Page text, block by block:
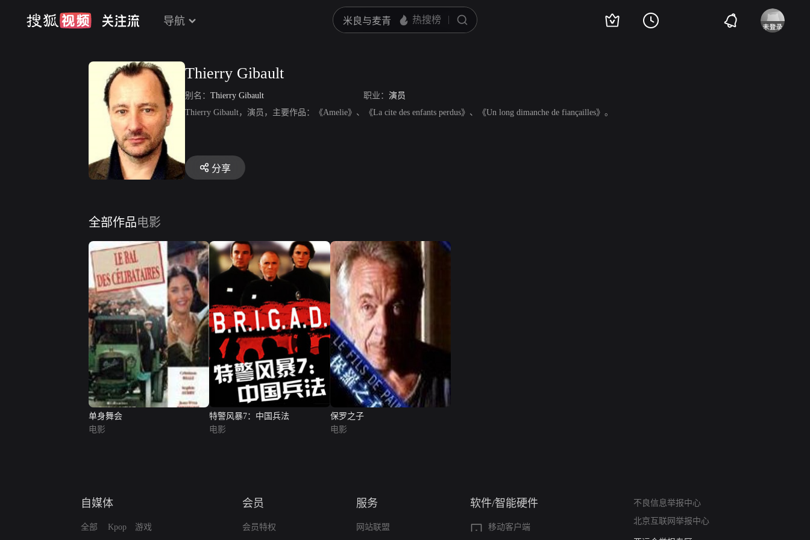
导航
Thierry Gibault
别名： Thierry Gibault 职业： 演员
Thierry Gibault，演员，主要作品：《Amelie》、《La cite des enfants perdus》、《Un long dimanche de fiançailles》。
分享
全部作品电影
单身舞会
电影
特警风暴7：中国兵法
电影
保罗之子
电影
自媒体
全部 Kpop 游戏
会员
会员特权
服务
网站联盟
软件/智能硬件
移动客户端
不良信息举报中心
北京互联网举报中心
算法推荐专项举报